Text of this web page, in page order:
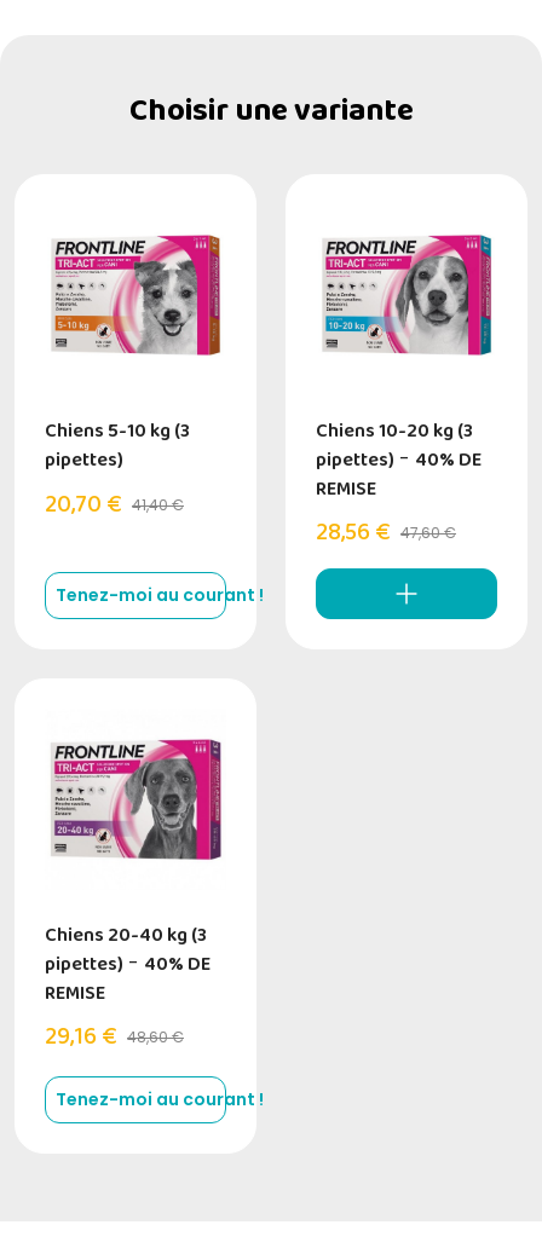
Choisir une variante
Chiens 5-10 kg (3
pipettes)
20,70 € 41,40 €
Tenez-moi au courant !
Chiens 10-20 kg (3
pipettes) - 40% DE
REMISE
28,56 € 47,60 €
Chiens 20-40 kg (3
pipettes) - 40% DE
REMISE
29,16 € 48,60 €
Tenez-moi au courant !